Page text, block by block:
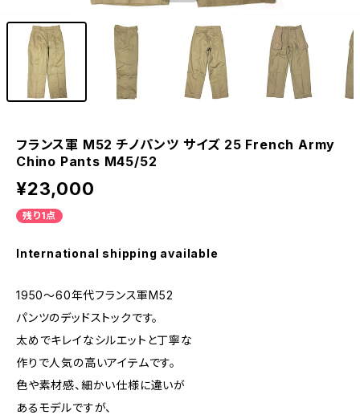
フランス軍 M52 チノパンツ サイズ 25 French Army
Chino Pants M45/52
¥23,000
残り1点
International shipping available
1950～60年代フランス軍M52
パンツのデッドストックです。
太めでキレイなシルエットと丁寧な
作りで人気の高いアイテムです。
色や素材感、細かい仕様に違いが
あるモデルですが、